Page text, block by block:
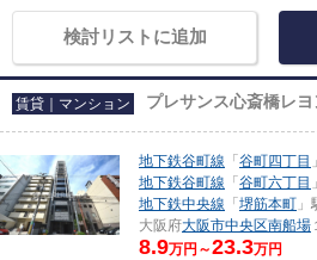
検討リストに追加
賃貸｜マンション プレサンス心斎橋レヨ
地下鉄谷町線 「 谷町四丁目
地下鉄谷町線 「 谷町六丁目
地下鉄中央線 「 堺筋本町
大阪府大阪市中央区南船場
8.9万円～23.3万円